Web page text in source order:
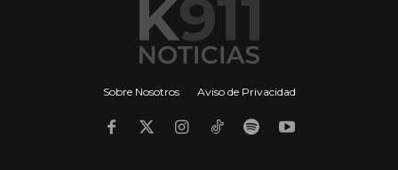
Sobre Nosotros Aviso de Privacidad